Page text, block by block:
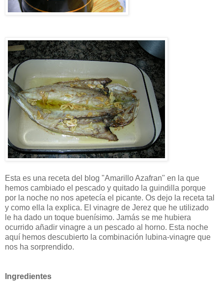
Esta es una receta del blog "Amarillo Azafran" en la que
hemos cambiado el pescado y quitado la guindilla porque
por la noche no nos apetecía el picante. Os dejo la receta tal
y como ella la explica. El vinagre de Jerez que he utilizado
le ha dado un toque buenísimo. Jamás se me hubiera
ocurrido añadir vinagre a un pescado al horno. Esta noche
aquí hemos descubierto la combinación lubina-vinagre que
nos ha sorprendido.
Ingredientes